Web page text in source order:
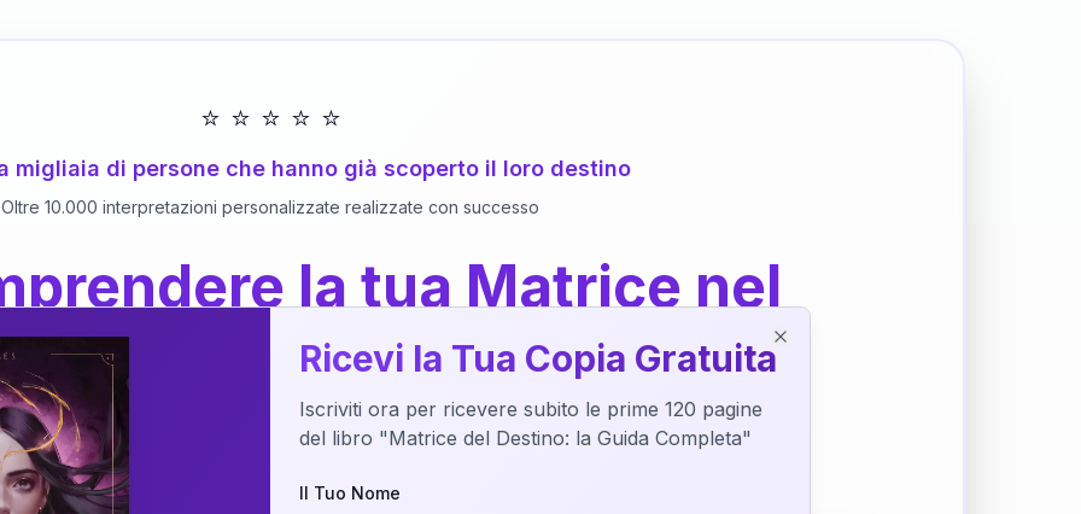
⭐ ⭐ ⭐ ⭐ ⭐
migliaia di persone che hanno già scoperto il loro destino
Oltre 10.000 interpretazioni personalizzate realizzate con successo
la tua Matrice nel
dettaglio?
della tua Matrice del Destino attraverso una nostra interpretazione
o studiando attraverso il manuale completo.
del Libro
Ricevi la Tua Copia Gratuita
Iscriviti ora per ricevere subito le prime 120 pagine
del libro "Matrice del Destino: la Guida Completa"
Il Tuo Nome